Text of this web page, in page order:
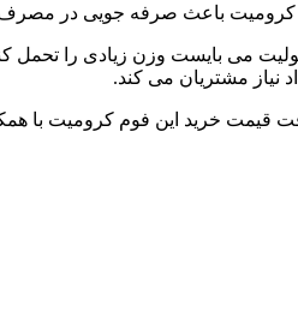
کرومیت باعث صرفه جویی در
می بایست وزن زیادی را تحمل
نیاز مشتریان می کند.
قیمت خرید این فوم کرومیت با